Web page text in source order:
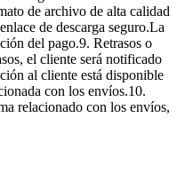
de archivo de alta calidad
de descarga seguro.La
del pago.9. Retrasos o
el cliente será notificado
al cliente está disponible
con los envíos.10.
relacionado con los envíos,